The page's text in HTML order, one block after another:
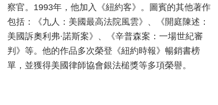
察官。1993年，他加入《紐約客》。圖賓的其他著作
包括：《九人：美國最高法院風雲》、《開庭陳述：
美國訴奧利弗·諾斯案》、《辛普森案：一場世紀審
判》等。他的作品多次榮登《紐約時報》暢銷書榜
單，並獲得美國律師協會銀法槌獎等多項榮譽。